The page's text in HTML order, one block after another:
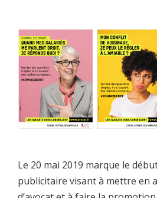
Le 20 mai 2019 marque le
publicitaire visant à mettre en